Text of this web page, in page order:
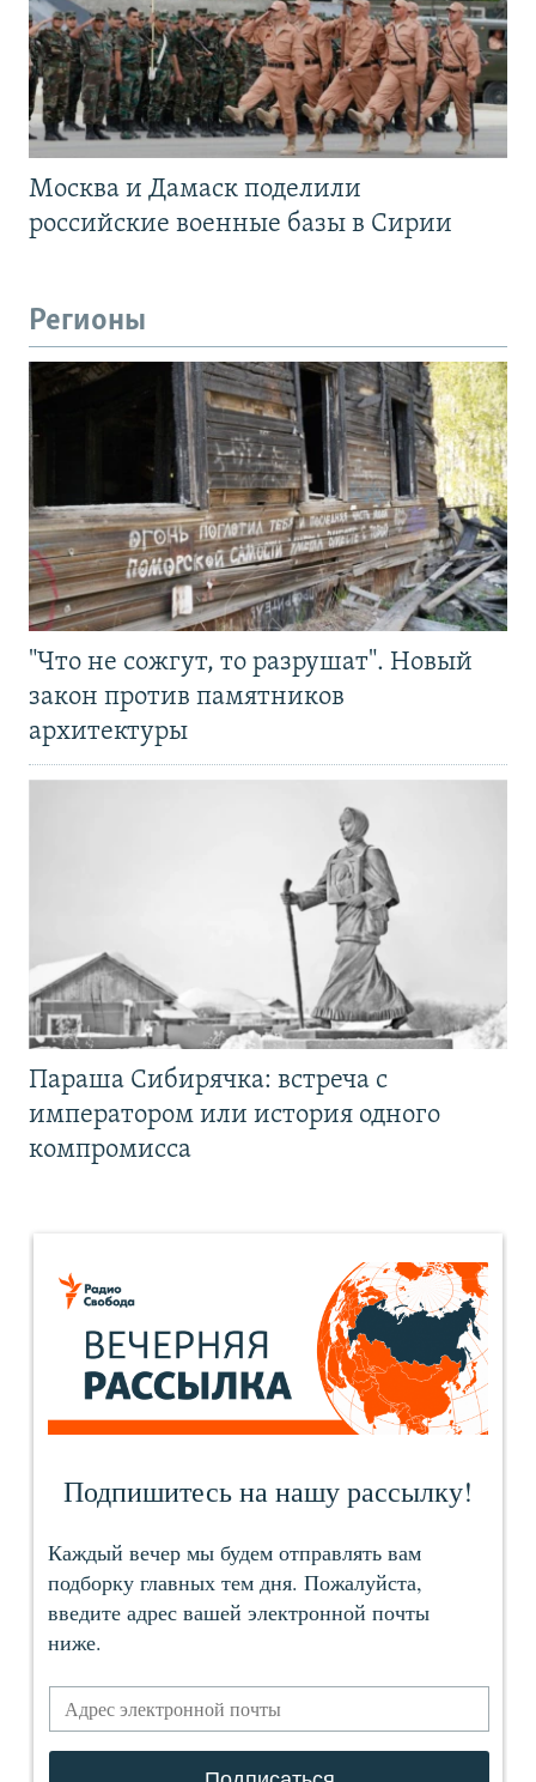
Москва и Дамаск поделили
российские военные базы в Сирии
Регионы
"Что не сожгут, то разрушат". Новый
закон против памятников
архитектуры
Параша Сибирячка: встреча с
императором или история одного
компромисса